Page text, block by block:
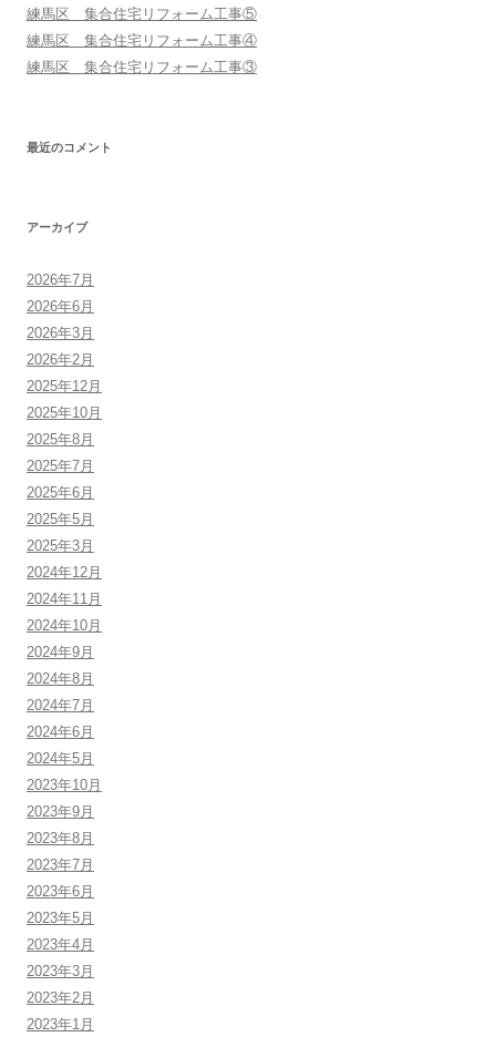
練馬区 集合住宅リフォーム工事⑤
練馬区 集合住宅リフォーム工事④
練馬区 集合住宅リフォーム工事③
最近のコメント
アーカイブ
2026年7月
2026年6月
2026年3月
2026年2月
2025年12月
2025年10月
2025年8月
2025年7月
2025年6月
2025年5月
2025年3月
2024年12月
2024年11月
2024年10月
2024年9月
2024年8月
2024年7月
2024年6月
2024年5月
2023年10月
2023年9月
2023年8月
2023年7月
2023年6月
2023年5月
2023年4月
2023年3月
2023年2月
2023年1月